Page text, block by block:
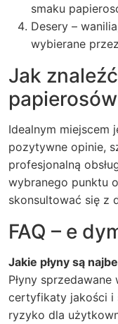
smaku
Desery –
wybierane
Jak
Idealnym miejscem
pozytywne opinie,
profesjonalną
wybranego punktu
skonsultować się z
FAQ – e
Jakie płyny są
Płyny
certyfikaty jakości i
ryzyko dla